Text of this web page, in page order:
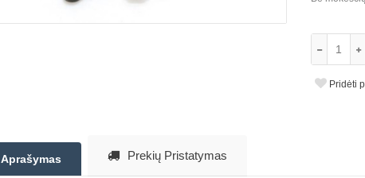
Pridėti
Aprašymas Prekių Pristatymas